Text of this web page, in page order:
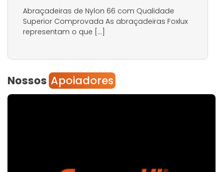
Abraçadeiras de Nylon 66 com Qualidade
Superior Comprovada As abraçadeiras Foxlux
representam o que […]
Nossos Apoiadores